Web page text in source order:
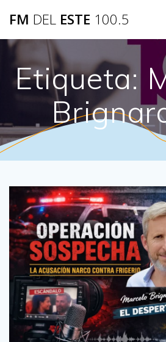
FM DEL ESTE 100.5
Etiqueta: